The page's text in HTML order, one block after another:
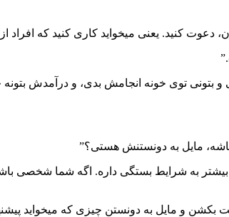
کنید. یعنی میخواید کاری کنید که افراد
توی خونه انجامش بدی، و درآمدش
باشه، مایل به دونستنش هستی؟”
به شرایط بستگی داره. اگه شما شخصی
و مایل به دونستن چیزی که میخواید